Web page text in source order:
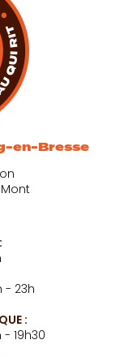
en-Bresse
- 23h
:
19h30